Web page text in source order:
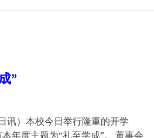
”
讯）本校今日举行隆重的开学
年度主题为“礼至学成”。 董事会